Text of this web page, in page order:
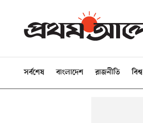
সর্বশেষ বাংলাদেশ রাজনীতি বিশ্ব